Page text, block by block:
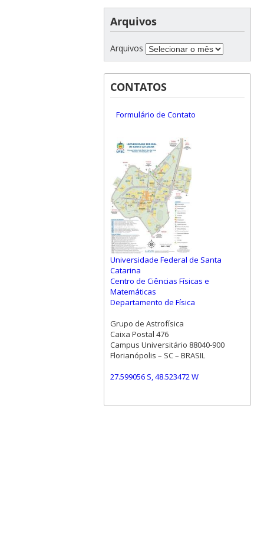
Arquivos
Arquivos
CONTATOS
Formulário de Contato
Universidade Federal de Santa
Catarina
Centro de Ciências Físicas e
Matemáticas
Departamento de Física
Grupo de Astrofísica
Caixa Postal 476
Campus Universitário 88040-900
Florianópolis – SC – BRASIL
27.599056 S, 48.523472 W